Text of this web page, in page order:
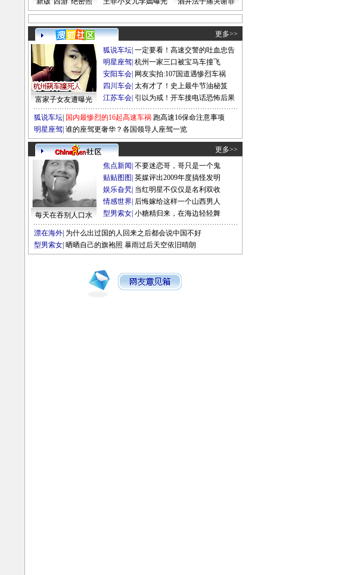
更多>>
富家子女友遭曝光
狐说车坛 一定要看！高速交警的吐血忠告
明星座驾 杭州一家三口被宝马车撞飞
安阳车会 网友实拍:107国道遇惨烈车祸
四川车会 太有才了！史上最牛节油秘笈
江苏车会 引以为戒！开车接电话恐怖后果
狐说车坛 国内最惨烈的16起高速车祸 跑高速16保命注意事项
明星座驾 谁的座驾更奢华？各国领导人座驾一览
更多>>
每天在吞别人口水
焦点新闻 不要迷恋哥，哥只是一个鬼
贴贴图图 英媒评出2009年度搞怪发明
娱乐旮旯 当红明星不仅仅是名利双收
情感世界 后悔嫁给这样一个山西男人
型男索女 小糖精归来，在海边轻轻舞
漂在海外 为什么出过国的人回来之后都会说中国不好
型男索女 晒晒自己的旗袍照 暴雨过后天空依旧晴朗